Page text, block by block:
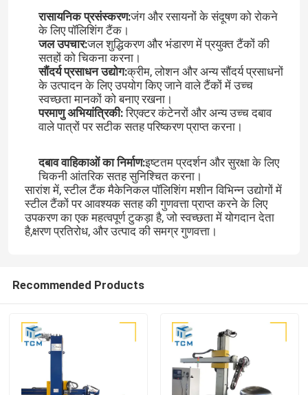
स्वचालित पाइप पॉलिशिंग मशीन
तार पॉलिशिंग मशीन
शीट पॉलिशिंग मशीन
वेल्ड प्लेनर
वेल्ड पॉलिशिंग मशीन
वेल्डिंग मशीनें
रासायनिक प्रसंस्करण:जंग और रसायनों के संदूषण को रोकने
के लिए पॉलिशिंग टैंक।
जल उपचार:जल शुद्धिकरण और भंडारण में प्रयुक्त टैंकों की
सतहों को चिकना करना।
सौंदर्य प्रसाधन उद्योग:क्रीम, लोशन और अन्य सौंदर्य प्रसाधनों
के उत्पादन के लिए उपयोग किए जाने वाले टैंकों में उच्च
स्वच्छता मानकों को बनाए रखना।
परमाणु अभियांत्रिकी: रिएक्टर कंटेनरों और अन्य उच्च दबाव
वाले पात्रों पर सटीक सतह परिष्करण प्राप्त करना।
दबाव वाहिकाओं का निर्माण:इष्टतम प्रदर्शन और सुरक्षा के लिए
चिकनी आंतरिक सतह सुनिश्चित करना।
सारांश में, स्टील टैंक मैकेनिकल पॉलिशिंग मशीन विभिन्न उद्योगों में
स्टील टैंकों पर आवश्यक सतह की गुणवत्ता प्राप्त करने के लिए
उपकरण का एक महत्वपूर्ण टुकड़ा है, जो स्वच्छता में योगदान देता
है,क्षरण प्रतिरोध, और उत्पाद की समग्र गुणवत्ता।
Recommended Products